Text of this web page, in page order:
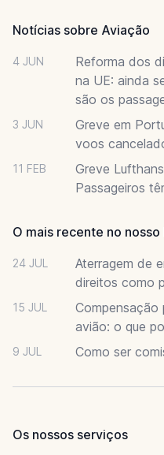
Notícias sobre Aviação
4 JUN
Reforma dos
na UE: ainda
são os
3 JUN
Greve em
voos
11 FEB
Greve
Passageiros
O mais recente no nosso
24 JUL
Aterragem de
direitos como
15 JUL
Compensação
avião: o que
9 JUL Como ser
Os nossos serviços